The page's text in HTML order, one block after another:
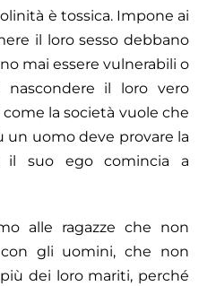
è tossica. Impone ai
il loro sesso debbano
mai essere vulnerabili o
nascondere il loro vero
la società vuole che
un uomo deve provare la
il suo ego comincia a
alle ragazze che non
gli uomini, che non
dei loro mariti, perché